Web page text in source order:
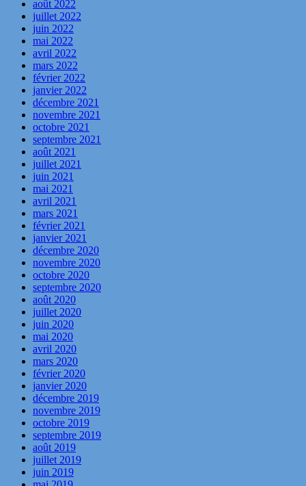
août 2022
juillet 2022
juin 2022
mai 2022
avril 2022
mars 2022
février 2022
janvier 2022
décembre 2021
novembre 2021
octobre 2021
septembre 2021
août 2021
juillet 2021
juin 2021
mai 2021
avril 2021
mars 2021
février 2021
janvier 2021
décembre 2020
novembre 2020
octobre 2020
septembre 2020
août 2020
juillet 2020
juin 2020
mai 2020
avril 2020
mars 2020
février 2020
janvier 2020
décembre 2019
novembre 2019
octobre 2019
septembre 2019
août 2019
juillet 2019
juin 2019